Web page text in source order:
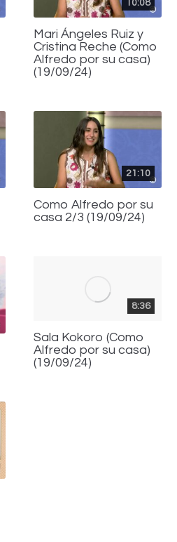
10:08
Mari Ángeles Ruiz y
Cristina Reche (Como
Alfredo por su casa)
(19/09/24)
21:10
Como Alfredo por su
casa 2/3 (19/09/24)
8:36
Sala Kokoro (Como
Alfredo por su casa)
(19/09/24)